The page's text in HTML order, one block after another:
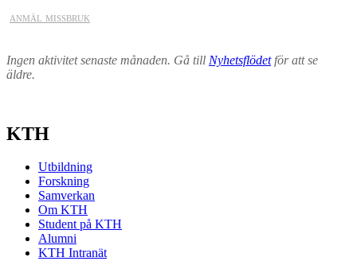
anmäl missbruk
Ingen aktivitet senaste månaden. Gå till Nyhetsflödetför att se
äldre.
KTH
Utbildning
Forskning
Samverkan
Om KTH
Student på KTH
Alumni
KTH Intranät